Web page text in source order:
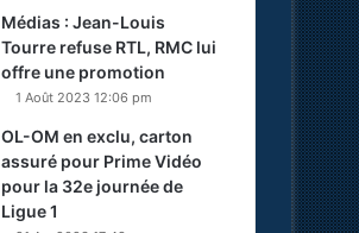
Médias : Jean-Louis
Tourre refuse RTL, RMC lui
offre une promotion
1 Août 2023 12:06 pm
OL-OM en exclu, carton
assuré pour Prime Vidéo
pour la 32e journée de
Ligue 1